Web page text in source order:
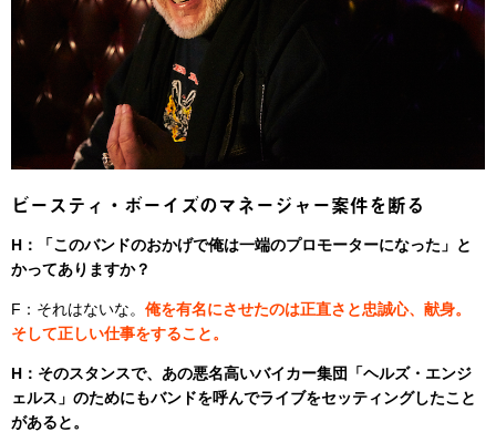
ビースティ・ボーイズのマネージャー案件を断る
H：「このバンドのおかげで俺は一端のプロモーターになった」と
かってありますか？
F：それはないな。 俺を有名にさせたのは正直さと忠誠心、献身。
そして正しい仕事をすること。
H：そのスタンスで、あの悪名高いバイカー集団「ヘルズ・エンジ
ェルス」のためにもバンドを呼んでライブをセッティングしたこと
があると。